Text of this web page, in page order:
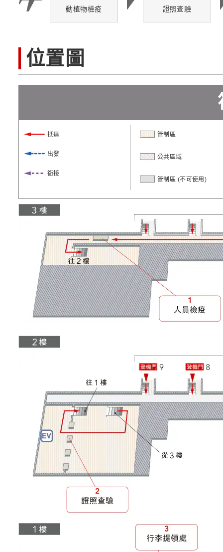
動植物檢疫 證照查驗
位置圖
抵達
出發
銜接
管制區
公共區域
管制區 (不可使用)